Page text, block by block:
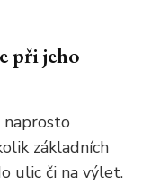
při jeho
naprosto
základních
ulic či na výlet.